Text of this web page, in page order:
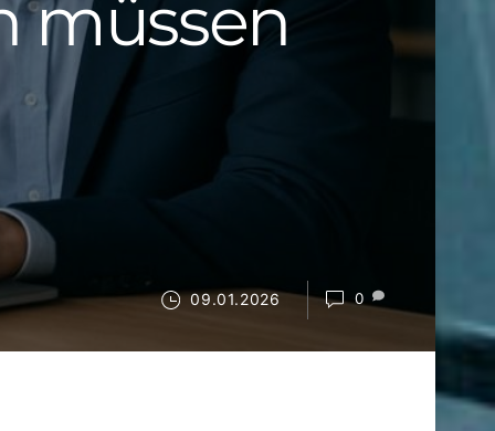
09.01.2026
müssen
0